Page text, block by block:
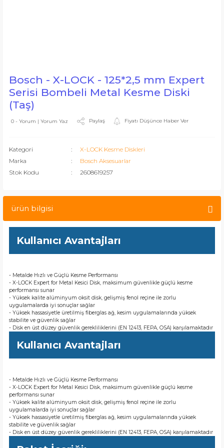
Bosch - X-LOCK - 125*2,5 mm Expert
Serisi Bombeli Metal Kesme Diski
(Taş)
0 - Yorum | Yorum Yaz Paylaş Fiyatı Düşünce Haber Ver
Kategori
X-LOCK Kesme Diskleri
Marka
Bosch Aksesuarlar
Stok Kodu
2608619257
ürün bilgisi
Kullanıcı Avantajları
- Metalde Hızlı ve Güçlü Kesme Performansı
- X-LOCK Expert for Metal Kesici Disk, maksimum güvenlikle güçlü kesme
performansı sunar
- Yüksek kalite alüminyum oksit disk, gelişmiş fenol reçine ile zorlu
uygulamalarda iyi sonuçlar sağlar
- Yüksek hassasiyetle üretilmiş fiberglas ağ, kesim uygulamalarında yüksek
stabilite ve güvenlik sağlar
- Disk en üst düzey güvenlik gerekliliklerini (EN 12413, FEPA, OSA) karşılamaktadır
Kullanıcı Avantajları
- Metalde Hızlı ve Güçlü Kesme Performansı
- X-LOCK Expert for Metal Kesici Disk, maksimum güvenlikle güçlü kesme
performansı sunar
- Yüksek kalite alüminyum oksit disk, gelişmiş fenol reçine ile zorlu
uygulamalarda iyi sonuçlar sağlar
- Yüksek hassasiyetle üretilmiş fiberglas ağ, kesim uygulamalarında yüksek
stabilite ve güvenlik sağlar
- Disk en üst düzey güvenlik gerekliliklerini (EN 12413, FEPA, OSA) karşılamaktadır